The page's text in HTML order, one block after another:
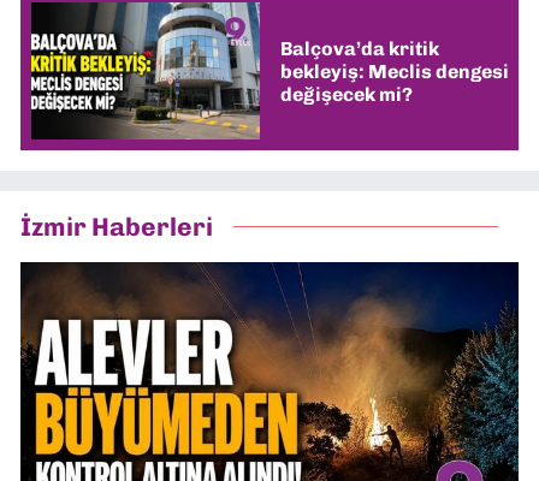
Balçova’da kritik
bekleyiş: Meclis dengesi
değişecek mi?
İzmir Haberleri